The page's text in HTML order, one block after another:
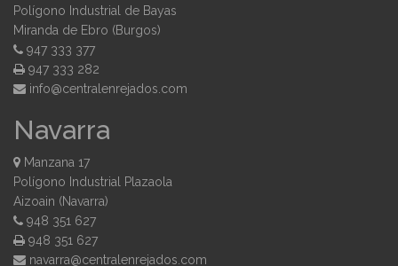
Polígono Industrial de Bayas
Miranda de Ebro (Burgos)
947 333 377
947 333 282
moc.sodajernelartnec@ofni
Navarra
Manzana 17
Polígono Industrial Plazaola
Aizoain (Navarra)
948 351 627
948 351 627
moc.sodajernelartnec@arravan